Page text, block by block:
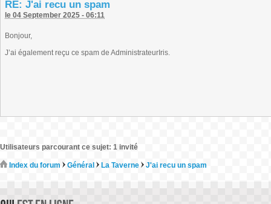
RE: J'ai recu un spam
le 04 September 2025 - 06:11
Bonjour,
J’ai également reçu ce spam de AdministrateurIris.
Utilisateurs parcourant ce sujet: 1 invité
Index du forum Général La Taverne J'ai recu un spam